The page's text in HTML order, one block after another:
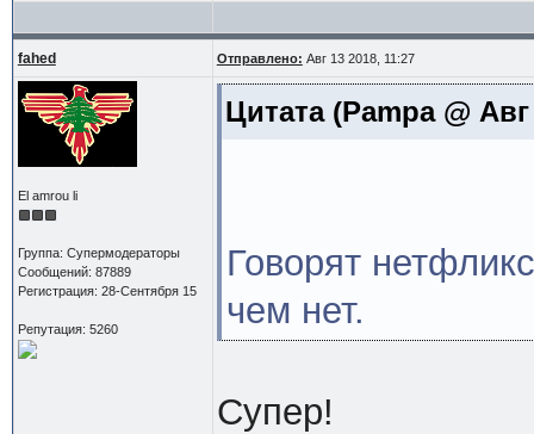
fahed Отправлено: Авг 13 2018, 11:27
El amrou li
Группа: Супермодераторы
Сообщений: 87889
Регистрация: 28-Сентября 15
Репутация: 5260
Цитата(Pampa @ Авг
Говорят
чем нет.
Супер!